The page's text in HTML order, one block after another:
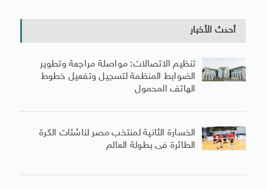
أحدث الأخبار
تنظيم الاتصالات: مواصلة مراجعة وتطوير
الضوابط المنظمة لتسجيل وتفعيل خطوط
الهاتف المحمول
الخسارة الثانية لمنتخب مصر لناشئات الكرة
الطائرة فى بطولة العالم